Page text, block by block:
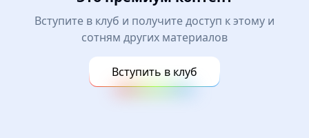
Вступите в клуб и получите доступ к этому и
сотням других материалов
Вступить в клуб